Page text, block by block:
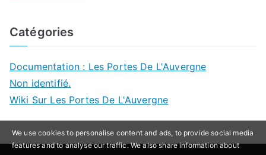
Catégories
Documentation : Les Portes De L'Auvergne
Non identifié.
Wiki Sur Les Portes De L'Auvergne
We use cookies to personalise content and ads, to provide social media
features and to analyse our traffic. We also share information about